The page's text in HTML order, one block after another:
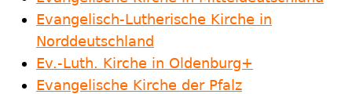
Evangelisch-Lutherische Kirche in
Norddeutschland
Ev.-Luth. Kirche in Oldenburg+
Evangelische Kirche der Pfalz